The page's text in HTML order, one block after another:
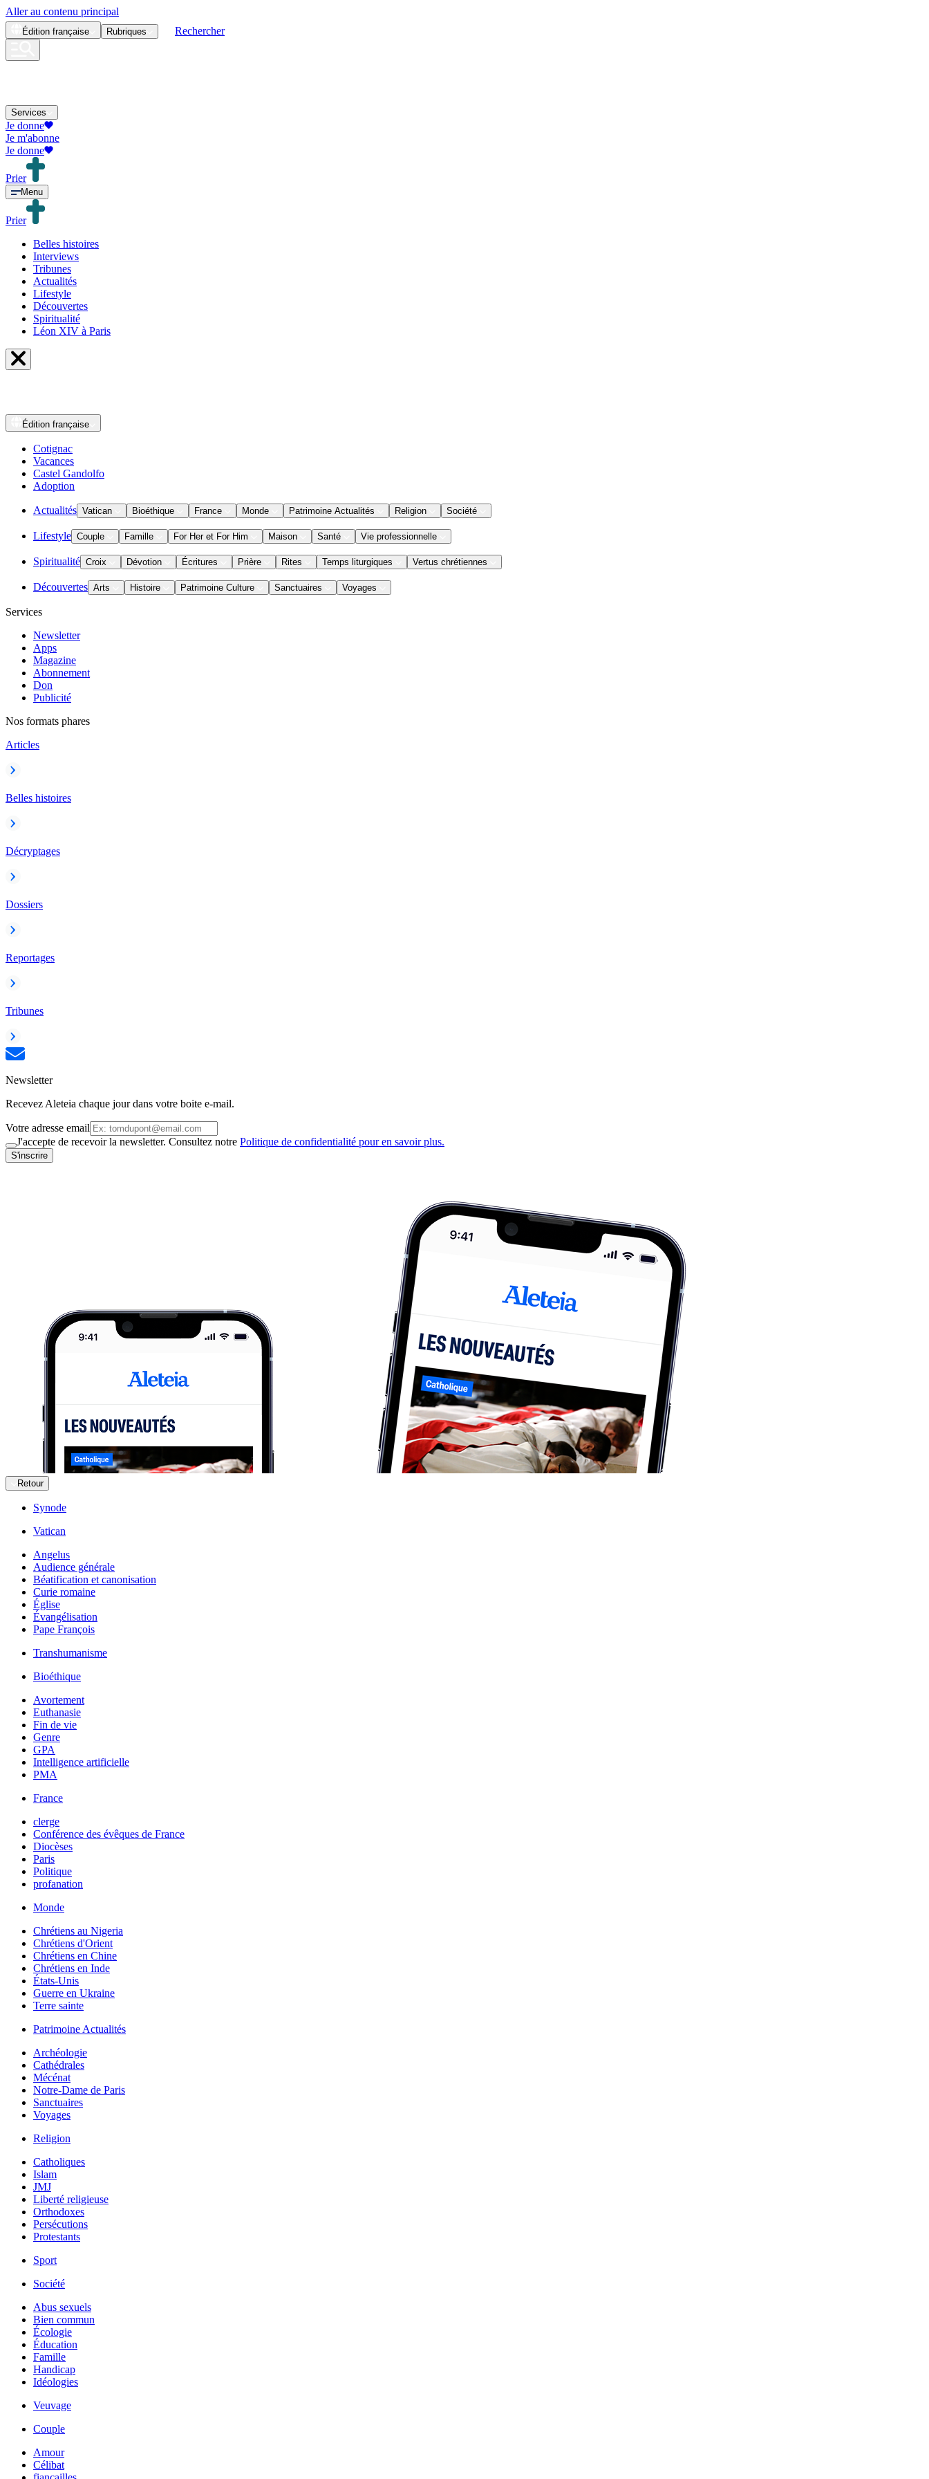
Aller au contenu principal
Édition française Rubriques Rechercher
Services
Je donne
Je m'abonne
Je donne
Prier
Menu
Prier
Belles histoires
Interviews
Tribunes
Actualités
Lifestyle
Découvertes
Spiritualité
Léon XIV à Paris
Édition française
Cotignac
Vacances
Castel Gandolfo
Adoption
Actualités Vatican Bioéthique France Monde Patrimoine Actualités Religion Société
Lifestyle Couple Famille For Her et For Him Maison Santé Vie professionnelle
Spiritualité Croix Dévotion Écritures Prière Rites Temps liturgiques Vertus chrétiennes
Découvertes Arts Histoire Patrimoine Culture Sanctuaires Voyages
Services
Newsletter
Apps
Magazine
Abonnement
Don
Publicité
Nos formats phares
Articles
Belles histoires
Décryptages
Dossiers
Reportages
Tribunes
Newsletter
Recevez Aleteia chaque jour dans votre boite e-mail.
Votre adresse email
J'accepte de recevoir la newsletter. Consultez notre Politique de confidentialité pour en savoir plus.
S'inscrire
Retour
Synode
Vatican
Angelus
Audience générale
Béatification et canonisation
Curie romaine
Église
Évangélisation
Pape François
Transhumanisme
Bioéthique
Avortement
Euthanasie
Fin de vie
Genre
GPA
Intelligence artificielle
PMA
France
clerge
Conférence des évêques de France
Diocèses
Paris
Politique
profanation
Monde
Chrétiens au Nigeria
Chrétiens d'Orient
Chrétiens en Chine
Chrétiens en Inde
États-Unis
Guerre en Ukraine
Terre sainte
Patrimoine Actualités
Archéologie
Cathédrales
Mécénat
Notre-Dame de Paris
Sanctuaires
Voyages
Religion
Catholiques
Islam
JMJ
Liberté religieuse
Orthodoxes
Persécutions
Protestants
Sport
Société
Abus sexuels
Bien commun
Écologie
Éducation
Famille
Handicap
Idéologies
Veuvage
Couple
Amour
Célibat